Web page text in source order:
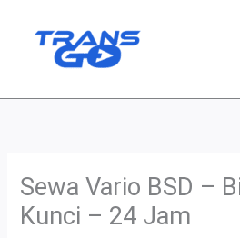
Sewa Vario BSD –
Kunci – 24 Jam